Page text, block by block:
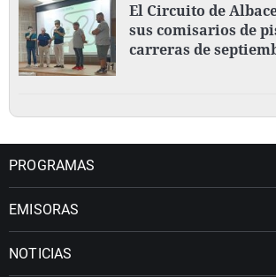
El Circuito de
sus comisarios de
carreras de
PROGRAMAS
EMISORAS
NOTICIAS